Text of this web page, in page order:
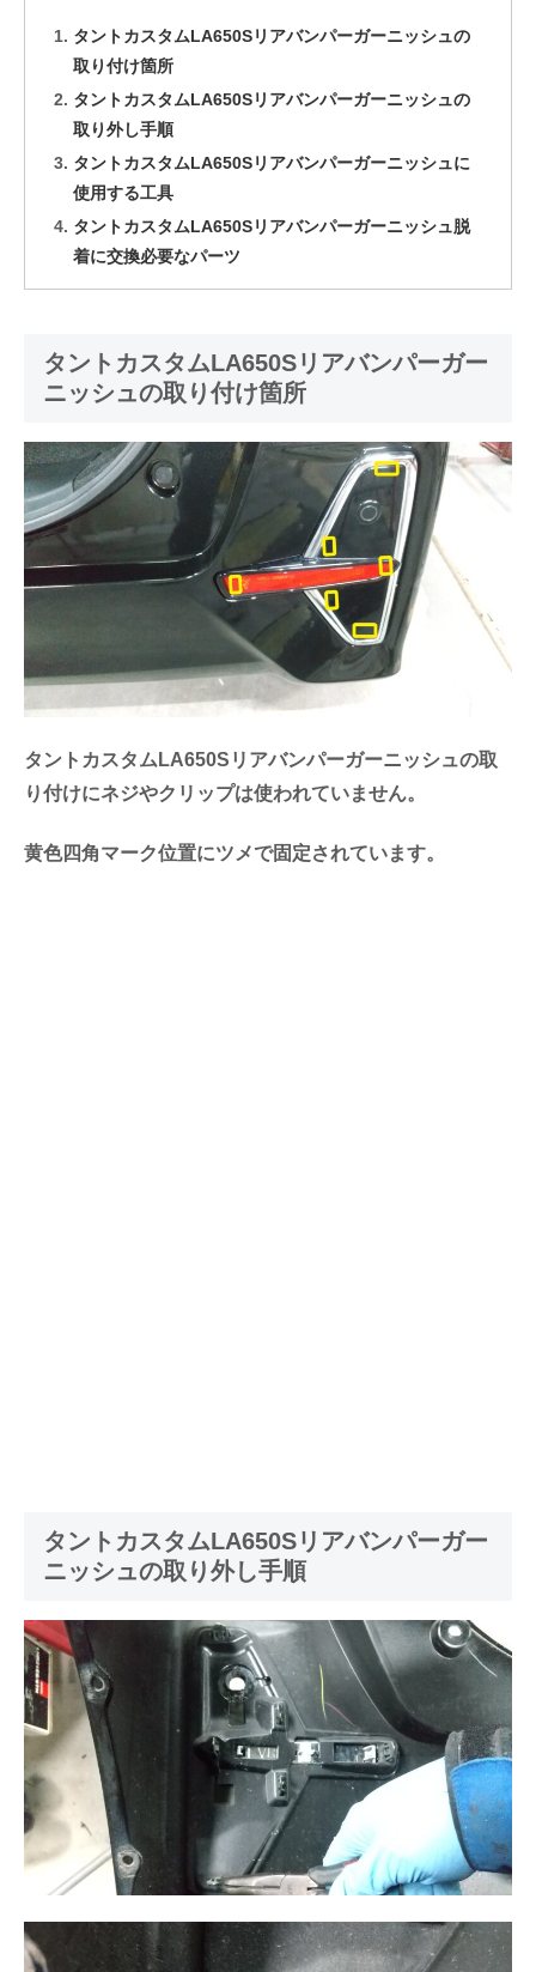
タントカスタムLA650Sリアバンパーガーニッシュの
取り付け箇所
タントカスタムLA650Sリアバンパーガーニッシュの
取り外し手順
タントカスタムLA650Sリアバンパーガーニッシュに
使用する工具
タントカスタムLA650Sリアバンパーガーニッシュ脱
着に交換必要なパーツ
タントカスタムLA650Sリアバンパーガー
ニッシュの取り付け箇所
タントカスタムLA650Sリアバンパーガーニッシュの取
り付けにネジやクリップは使われていません。
黄色四角マーク位置にツメで固定されています。
タントカスタムLA650Sリアバンパーガー
ニッシュの取り外し手順